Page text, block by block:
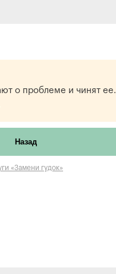
о проблеме и чинят ее.
Назад
«Замени гудок»